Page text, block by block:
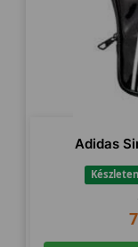
Adidas
Készleten